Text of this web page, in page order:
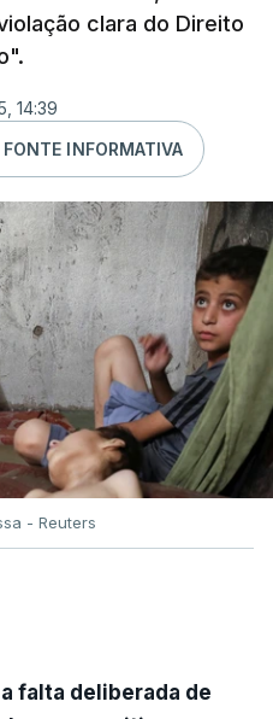
clara do Direito
14:39
INFORMATIVA
- Reuters
falta deliberada de